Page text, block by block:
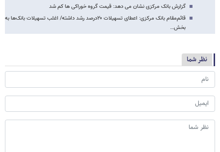
گزارش بانک مرکزی نشان می دهد: قیمت گروه خوراکی ها کم شد
قائم‌مقام بانک مرکزی: اعطای تسهیلات ۲۰درصد رشد داشته/ اغلب تسهیلات بانک‌ها به
بخش…
نظر شما